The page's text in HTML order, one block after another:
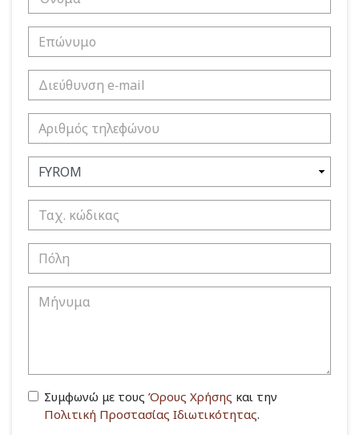
Συμφωνώ με τους Όρους Χρήσης και την
Πολιτική Προστασίας Ιδιωτικότητας.